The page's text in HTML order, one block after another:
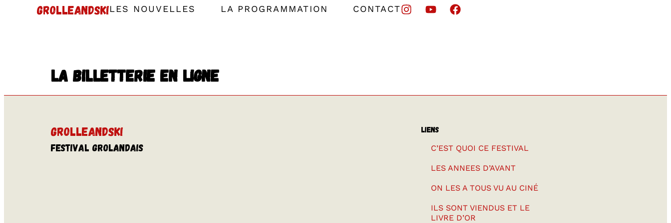
GROLLEANDSKILES NOUVELLES LA PROGRAMMATION CONTACT
la billetterie en ligne
GROLLEANDSKI
FESTIVAL GROLANDAIS
LIENS
C’EST QUOI CE FESTIVAL
LES ANNEES D’AVANT
ON LES A TOUS VU AU CINÉ
ILS SONT VIENDUS ET LE
LIVRE D’OR